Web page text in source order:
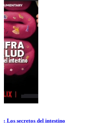
De polo a polo con Will Smith Ep 5-7